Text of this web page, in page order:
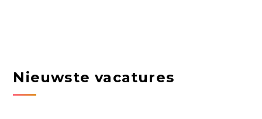
Nieuwste vacatures